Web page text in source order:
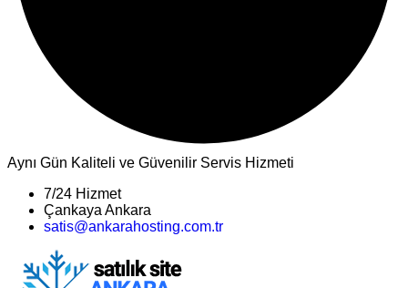
Aynı Gün Kaliteli ve Güvenilir Servis Hizmeti
7/24 Hizmet
Çankaya Ankara
satis@ankarahosting.com.tr